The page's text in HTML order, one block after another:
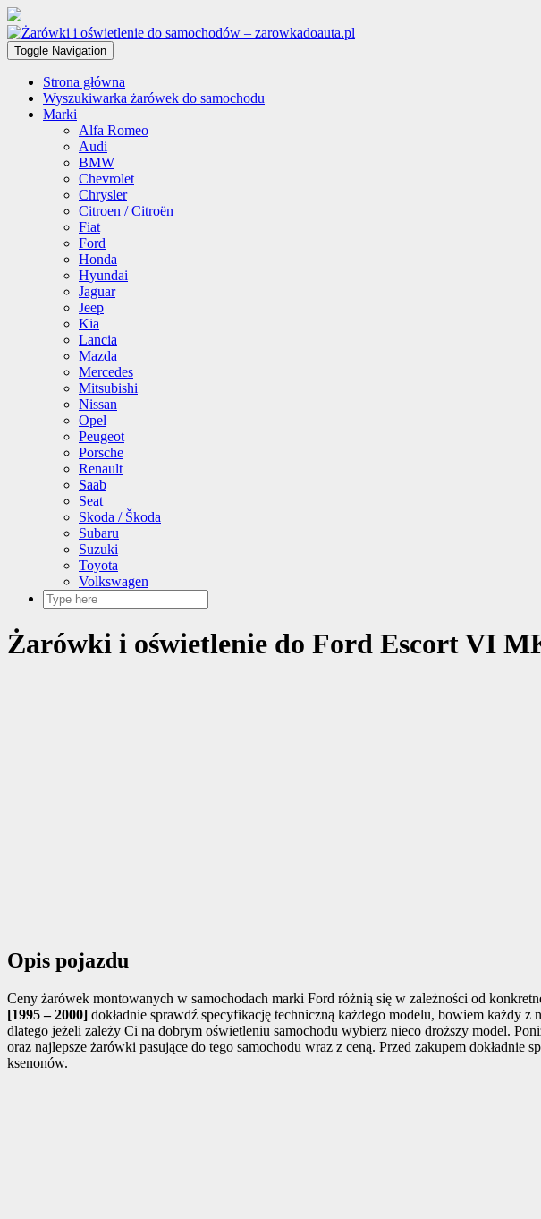
Toggle Navigation
Strona główna
Wyszukiwarka żarówek do samochodu
Marki
Alfa Romeo
Audi
BMW
Chevrolet
Chrysler
Citroen / Citroën
Fiat
Ford
Honda
Hyundai
Jaguar
Jeep
Kia
Lancia
Mazda
Mercedes
Mitsubishi
Nissan
Opel
Peugeot
Porsche
Renault
Saab
Seat
Skoda / Škoda
Subaru
Suzuki
Toyota
Volkswagen
Żarówki i oświetlenie do Ford Escort VI
Opis pojazdu
Ceny żarówek montowanych w samochodach marki Ford różnią się w zależności od
[1995 – 2000] dokładnie sprawdź specyfikację techniczną każdego modelu, bowiem każdy
dlatego jeżeli zależy Ci na dobrym oświetleniu samochodu wybierz nieco droższy model.
oraz najlepsze żarówki pasujące do tego samochodu wraz z ceną. Przed zakupem
ksenonów.